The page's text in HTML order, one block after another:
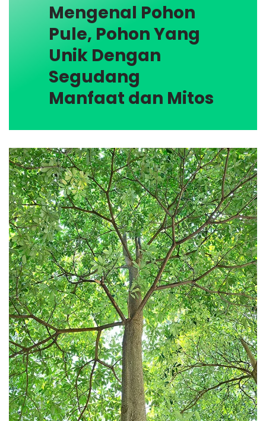
Mengenal Pohon
Pule, Pohon Yang
Unik Dengan
Segudang
Manfaat dan Mitos